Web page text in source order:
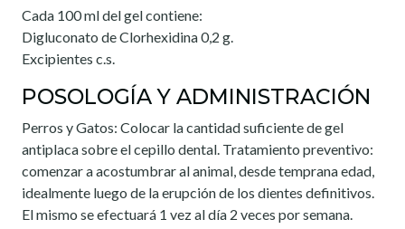
Cada 100 ml del gel contiene:
Digluconato de Clorhexidina 0,2 g.
Excipientes c.s.
POSOLOGÍA Y ADMINISTRACIÓN
Perros y Gatos: Colocar la cantidad suficiente de gel
antiplaca sobre el cepillo dental. Tratamiento preventivo:
comenzar a acostumbrar al animal, desde temprana edad,
idealmente luego de la erupción de los dientes definitivos.
El mismo se efectuará 1 vez al día 2 veces por semana.